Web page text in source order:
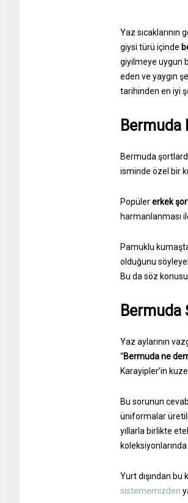
Yaz
giysi türü içinde
giyilmeye uygun
eden ve yaygın
tarihinden en iyi
Bermuda
Bermuda
isminde özel bir
Popülererkek
harmanlanması
Pamuklu
olduğunu
Bu da söz
Bermuda
Yaz aylarının
“Bermuda ne
Karayipler’in
Bu sorunun
üniformalar
yıllarla birlikte
Yurt dışından
sistememizden